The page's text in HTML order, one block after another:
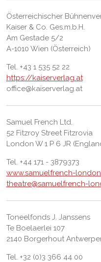
Österreichischer
Kaiser & Co. Ges.m.b.H.
Am Gestade 5/2
A-1010 Wien (Österreich)
Tel. +43 1 535 52 22
https://kaiserverlag.at
office@kaiserverlag.at
Samuel French Ltd.
52 Fitzroy Street Fitzrovia
London W 1 P 6 JR
Tel. +44 171 - 3879373
www.samuelfrench-
theatre@samuelfrench-
Toneelfonds J. Janssens
Te Boelaerlei 107
2140 Borgerhout
Tel. +32 (0)3 366 44 00